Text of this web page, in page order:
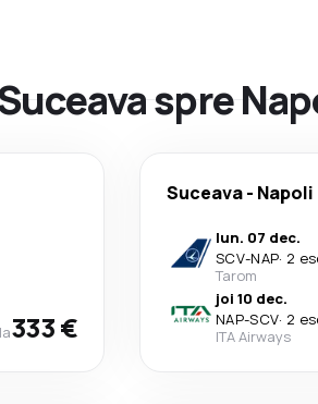
spre
333 €
Suceava- Napoli
lun. 07 dec.
SCV-NAP· 2
Tarom
joi 10 dec.
NAP-SCV· 2
ITA Airways